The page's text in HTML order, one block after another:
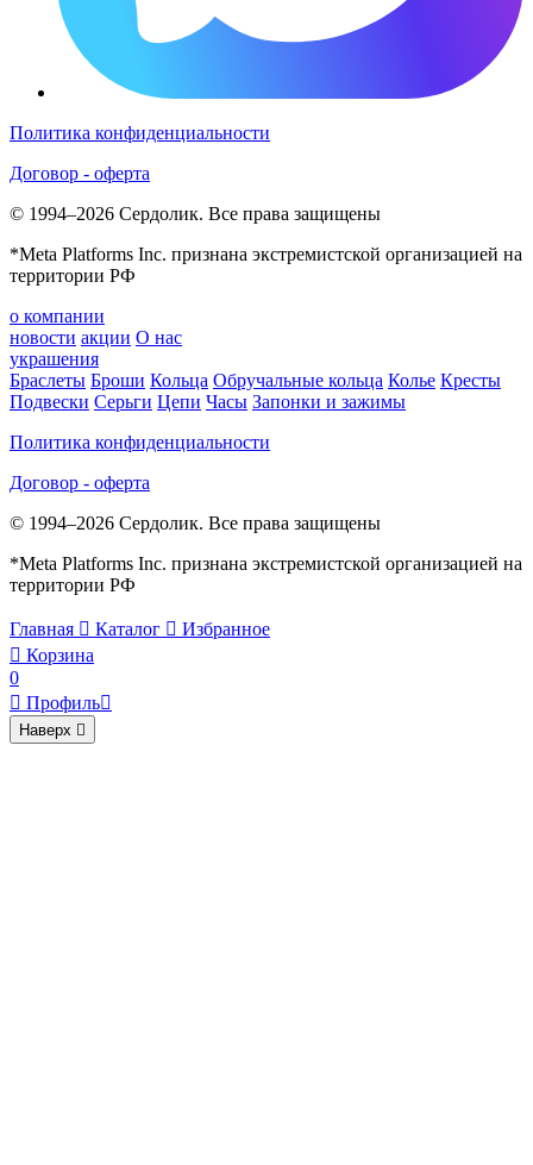
Политика конфиденциальности
Договор - оферта
© 1994–2026 Сердолик. Все права защищены
*Meta Platforms Inc. признана экстремистской организацией на
территории РФ
о компании
новости акции О нас
украшения
Браслеты Броши Кольца Обручальные кольца Колье Кресты
Подвески Серьги Цепи Часы Запонки и зажимы
Политика конфиденциальности
Договор - оферта
© 1994–2026 Сердолик. Все права защищены
*Meta Platforms Inc. признана экстремистской организацией на
территории РФ
Главная  Каталог  Избранное
 Корзина
0
 Профиль
Наверх 